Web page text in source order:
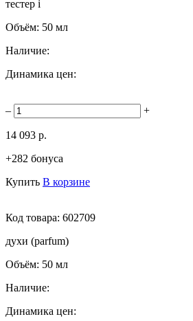
тестер i
Объём: 50 мл
Наличие:
Динамика цен:
– +
14 093 р.
+282 бонуса
Купить В корзине
Код товара: 602709
духи (parfum)
Объём: 50 мл
Наличие:
Динамика цен: